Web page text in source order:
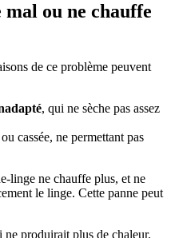
mal ou ne chauffe
de ce problème peuvent
, qui ne sèche pas assez
cassée, ne permettant pas
linge ne chauffe plus, et ne
le linge. Cette panne peut
ne produirait plus de chaleur.